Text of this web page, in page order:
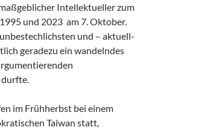
Intellektueller zum
und 2023 am 7. Oktober.
und – aktuell-
geradezu ein wandelndes
im Frühherbst bei einem
Taiwan statt,